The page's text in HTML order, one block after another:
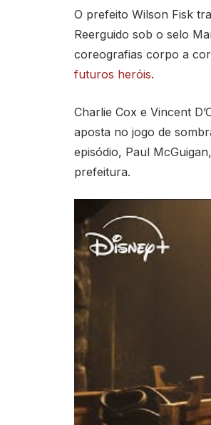
O prefeito Wilson Fisk
Reerguido sob o selo
coreografias corpo a
futuros heróis.
Charlie Cox e Vincent
aposta no jogo de
episódio, Paul
prefeitura.